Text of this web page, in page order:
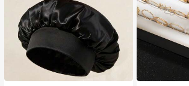
#1 Más vendidos
en Multicolor Gorros para el pelo para mujer
Establecido hace 1 año